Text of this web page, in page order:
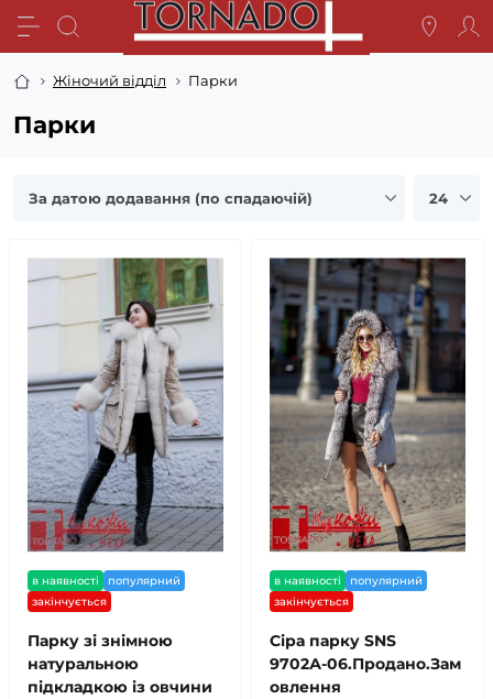
Жіночий відділ Парки
Парки
в наявності
популярний
закінчується
Парку зі знімною
натуральною
підкладкою із овчини
в наявності
популярний
закінчується
Сіра парку SNS
9702А-06.Продано.Зам
овлення